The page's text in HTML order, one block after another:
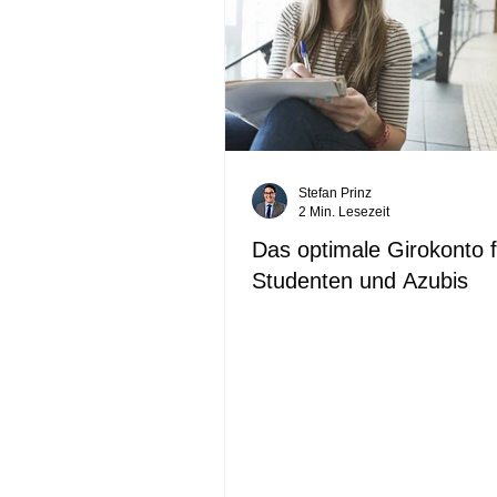
Das optimale Girokonto
Studenten und Azubis
Stefan Prinz
2 Min. Lesezeit